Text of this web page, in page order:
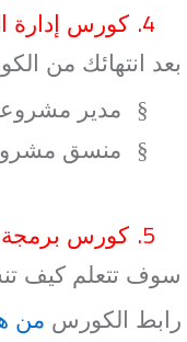
4. كورس إدارة
بعد انتهائك من
§
مدير
§ منسق
5. كورس برمجة
سوف تتعلم كيف
رابط الكورس من